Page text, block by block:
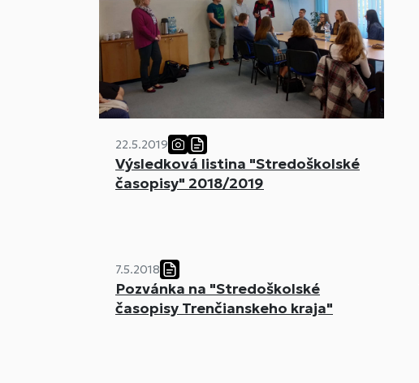
22.5.2019
Výsledková listina "Stredoškolské
časopisy" 2018/2019
7.5.2018
Pozvánka na "Stredoškolské
časopisy Trenčianskeho kraja"